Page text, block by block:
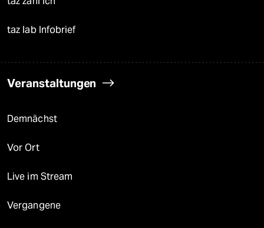
taz lab Infobrief
Veranstaltungen
Demnächst
Vor Ort
Live im Stream
Vergangene